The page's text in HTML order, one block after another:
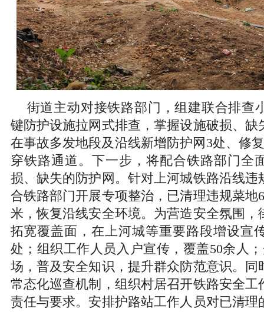
街道主动对接铁路部门，组建联合排查
键防护设施拉网式排查，掌握设施破损、缺
在事故多发地段及沿线新增防护网3处、修
穿铁路通道。下一步，将配合铁路部门全
损、缺失的防护网。针对上河城铁路沿线违
合铁路部门开展专项整治，已清理违规菜地
米，恢复沿线安全环境。为营造安全氛围，
拓宽覆盖面，在上河城等重要路段增设宣
处；组织工作人员入户宣传，覆盖50余人
场，普及安全知识，提升群众防范意识。同
常态化巡查机制，组织村居召开铁路安全工
责任与要求。安排护路站工作人员对已清理